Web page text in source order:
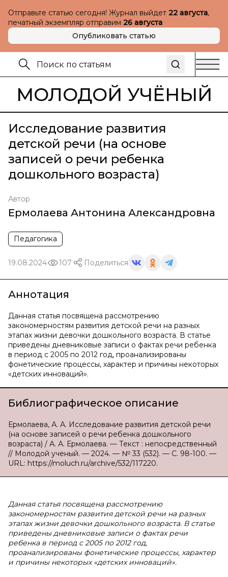
Отправьте статью сегодня! Журнал выйдет 22 августа,
печатный экземпляр отправим 26 августа
Опубликовать статью
МОЛОДОЙ УЧЁНЫЙ
Исследование развития
детской речи (на основе
записей о речи ребенка
дошкольного возраста)
Автор
Ермолаева Антонина Александровна
Педагогика
19.08.2024 107 Поделиться
Аннотация
Данная статья посвящена рассмотрению
закономерностям развития детской речи на разных
этапах жизни девочки дошкольного возраста. В статье
приведены дневниковые записи о фактах речи ребенка
в период с 2005 по 2012 год, проанализированы
фонетические процессы, характер и причины некоторых
«детских инноваций».
Библиографическое описание
Ермолаева, А. А. Исследование развития детской речи
(на основе записей о речи ребенка дошкольного
возраста) / А. А. Ермолаева. — Текст : непосредственный
// Молодой ученый. — 2024. — № 33 (532). — С. 98-100. —
URL: https://moluch.ru/archive/532/117220.
Данная статья посвящена рассмотрению
закономерностям развития детской речи на разных
этапах жизни девочки дошкольного возраста. В статье
приведены дневниковые записи о фактах речи
ребенка в период с 2005 по 2012 год,
проанализированы фонетические процессы, характер
и причины некоторых «детских инноваций».